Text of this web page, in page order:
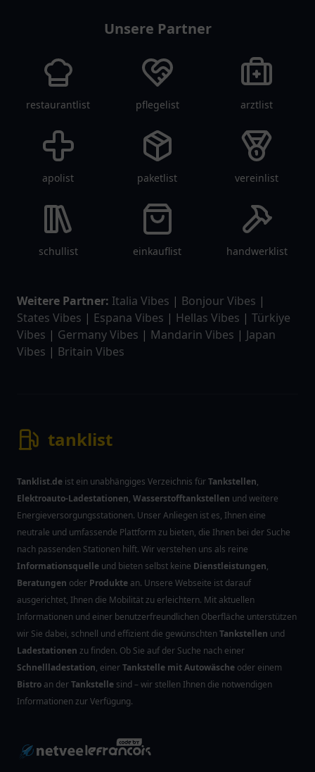
Unsere Partner
restaurantlist pflegelist arztlist
apolist paketlist vereinlist
schullist einkauflist handwerklist
Weitere Partner: Italia Vibes | Bonjour Vibes |
States Vibes | Espana Vibes | Hellas Vibes | Türkiye
Vibes | Germany Vibes | Mandarin Vibes | Japan
Vibes | Britain Vibes
tanklist
Tanklist.de ist ein unabhängiges Verzeichnis fürTankstellen,
Elektroauto-Ladestationen, Wasserstofftankstellen und weitere
Energieversorgungsstationen. Unser Anliegen ist es, Ihnen eine
neutrale und umfassende Plattform zu bieten, die Ihnen bei der Suche
nach passenden Stationen hilft. Wir verstehen uns als reine
Informationsquelle und bieten selbst keine Dienstleistungen,
Beratungen oder Produkte an. Unsere Webseite ist darauf
ausgerichtet, Ihnen die Mobilität zu erleichtern. Mit aktuellen
Informationen und einer benutzerfreundlichen Oberfläche unterstützen
wir Sie dabei, schnell und effizient die gewünschtenTankstellen und
Ladestationen zu finden. Ob Sie auf der Suche nach einer
Schnellladestation, einerTankstelle mit Autowäsche oder einem
Bistro an derTankstelle sind – wir stellen Ihnen die notwendigen
Informationen zur Verfügung.